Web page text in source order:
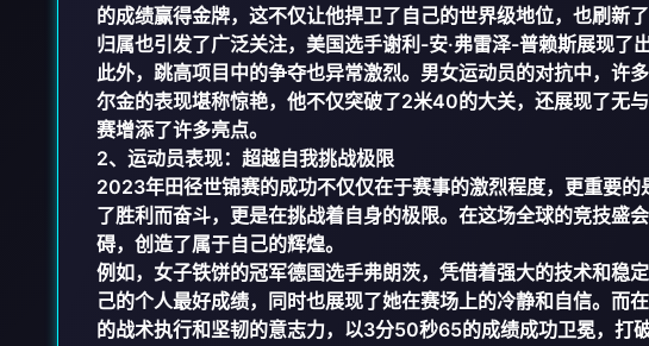
的成绩赢得金牌，这不仅让他捍卫了自己的世界级地位，也刷新
归属也引发了广泛关注，美国选手谢利-安·弗雷泽-普赖斯展现了
此外，跳高项目中的争夺也异常激烈。男女运动员的对抗中，许
尔金的表现堪称惊艳，他不仅突破了2米40的大关，还展现了无
赛增添了许多亮点。
2、运动员表现：超越自我挑战极限
2023年田径世锦赛的成功不仅仅在于赛事的激烈程度，更重要
了胜利而奋斗，更是在挑战着自身的极限。在这场全球的竞技盛
碍，创造了属于自己的辉煌。
例如，女子铁饼的冠军德国选手弗朗茨，凭借着强大的技术和稳
己的个人最好成绩，同时也展现了她在赛场上的冷静和自信。而
的战术执行和坚韧的意志力，以3分50秒65的成绩成功卫冕，打